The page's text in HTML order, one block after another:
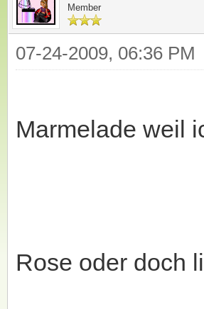
Member
07-24-2009, 06:36 PM
Marmelade weil
Rose oder doch